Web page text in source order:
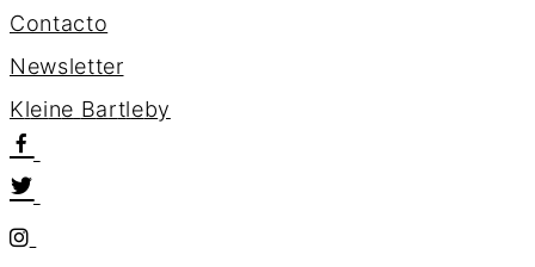
Contacto
Newsletter
Kleine Bartleby